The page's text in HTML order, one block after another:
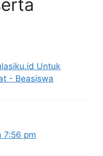
Untuk
- Beasiswa
7:56 pm